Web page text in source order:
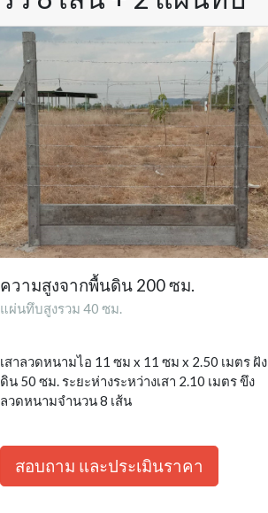
ความสูงจากพื้นดิน 200 ซม.
แผ่นทึบสูงรวม 40 ซม.
เสาลวดหนามไอ 11 ซม x 11 ซม x 2.50 เมตร ฝัง
ดิน 50 ซม. ระยะห่างระหว่างเสา 2.10 เมตร ขึง
ลวดหนามจำนวน 8 เส้น
สอบถาม และประเมินราคา